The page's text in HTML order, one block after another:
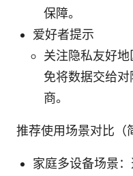
保障。
爱好者提示
关注隐私友好
免将数据交给
商。
推荐使用场景对比（
家庭多设备场景